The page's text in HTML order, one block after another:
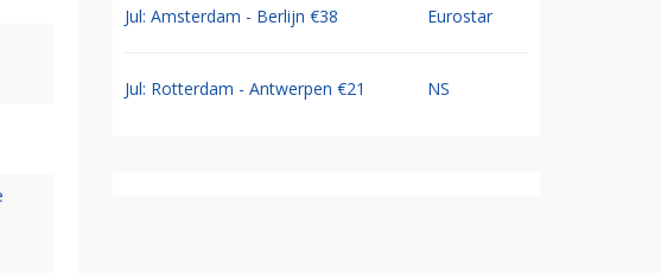
Jul: Amsterdam - Berlijn €38 Eurostar
Jul: Rotterdam - Antwerpen €21 NS